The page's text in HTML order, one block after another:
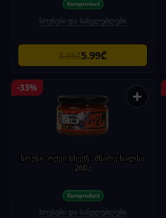
სოუსები და სანელებლები
8.95₾5.99₾
-33% +
სოუსი 'ოქეი სნექს' მწარე სალსა
260გ
სოუსები და სანელებლები